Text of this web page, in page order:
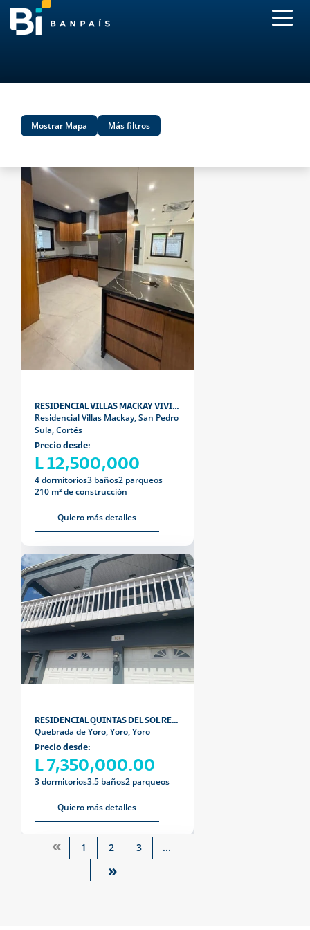
Mostrar Mapa Más filtros
RESIDENCIAL VILLAS MACKAY VIVIENDA MINIMALISTA
Residencial Villas Mackay, San Pedro
Sula, Cortés
Precio desde:
L 12,500,000
4 dormitorios3 baños2 parqueos
210 m² de construcción
Quiero más detalles
RESIDENCIAL QUINTAS DEL SOL RESIDENCIAL QUINTA
Quebrada de Yoro, Yoro, Yoro
Precio desde:
L 7,350,000.00
3 dormitorios3.5 baños2 parqueos
Quiero más detalles
« 1 2 3 ...
»